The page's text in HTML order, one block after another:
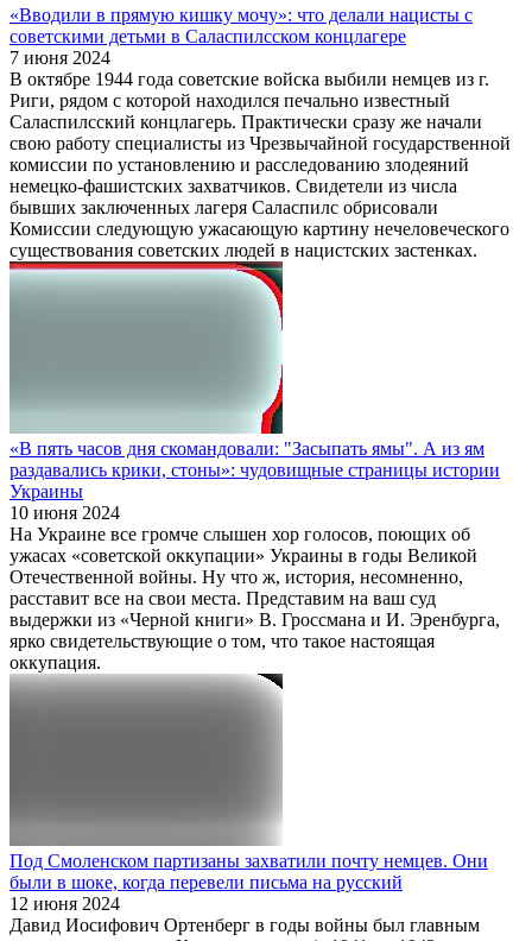
«Вводили в прямую кишку мочу»: что делали нацисты с
советскими детьми в Саласпилсском концлагере
7 июня 2024
В октябре 1944 года советские войска выбили немцев из г.
Риги, рядом с которой находился печально известный
Саласпилсский концлагерь. Практически сразу же начали
свою работу специалисты из Чрезвычайной государственной
комиссии по установлению и расследованию злодеяний
немецко-фашистских захватчиков. Свидетели из числа
бывших заключенных лагеря Саласпилс обрисовали
Комиссии следующую ужасающую картину нечеловеческого
существования советских людей в нацистских застенках.
«В пять часов дня скомандовали: "Засыпать ямы". А из ям
раздавались крики, стоны»: чудовищные страницы истории
Украины
10 июня 2024
На Украине все громче слышен хор голосов, поющих об
ужасах «советской оккупации» Украины в годы Великой
Отечественной войны. Ну что ж, история, несомненно,
расставит все на свои места. Представим на ваш суд
выдержки из «Черной книги» В. Гроссмана и И. Эренбурга,
ярко свидетельствующие о том, что такое настоящая
оккупация.
Под Смоленском партизаны захватили почту немцев. Они
были в шоке, когда перевели письма на русский
12 июня 2024
Давид Иосифович Ортенберг в годы войны был главным